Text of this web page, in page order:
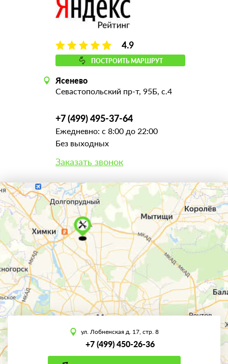
4.9
ПОСТРОИТЬ МАРШРУТ
Ясенево
Севастопольский пр-т, 95Б, с.4
+7 (499) 495-37-64
Ежедневно: с 8:00 до 22:00
Без выходных
Заказать звонок
ул. Лобненская д. 17, стр. 8
+7 (499) 450-26-36